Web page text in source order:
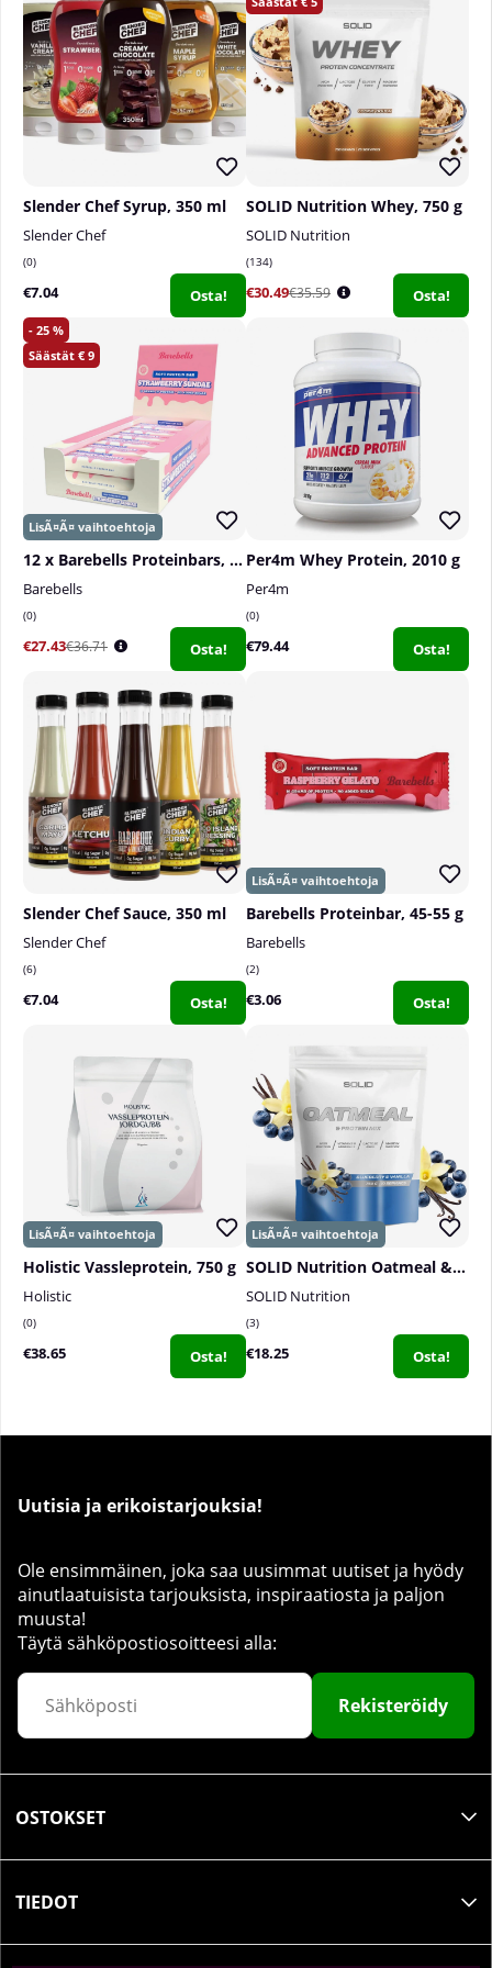
Slender Chef Syrup, 350 ml
Slender Chef
0
€7.04 Osta!
SOLID Nutrition Whey, 750 g
SOLID Nutrition
134
€30.49€35.59 Osta!
25
9
12 x Barebells Proteinbars, 55 g
Barebells
0
€27.43€36.71 Osta!
Per4m Whey Protein, 2010 g
Per4m
0
€79.44 Osta!
Slender Chef Sauce, 350 ml
Slender Chef
6
€7.04 Osta!
Barebells Proteinbar, 45-55 g
Barebells
2
€3.06 Osta!
Holistic Vassleprotein, 750 g
Holistic
0
€38.65 Osta!
SOLID Nutrition Oatmeal & Protein Mix, 750 g
SOLID Nutrition
3
€18.25 Osta!
Uutisia ja erikoistarjouksia!
Ole ensimmäinen, joka saa uusimmat uutiset ja hyödy
ainutlaatuisista tarjouksista, inspiraatiosta ja paljon
muusta!
Täytä sähköpostiosoitteesi alla:
Rekisteröidy
OSTOKSET
TIEDOT